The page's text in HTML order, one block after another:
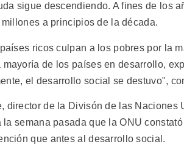
sigue descendiendo. A fines de los
a principios de la década.
ricos culpan a los pobres por la
mayoría de los países en desarrollo,
el desarrollo social se destuvo",
director de la Divisón de las
semana pasada que la ONU
que antes al desarrollo social.